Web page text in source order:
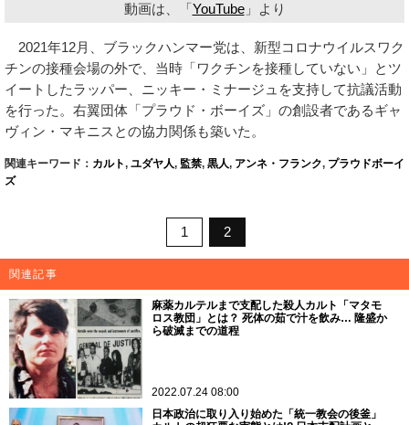
動画は、「 YouTube」より
2021年12月、ブラックハンマー党は、新型コロナウイルスワク
チンの接種会場の外で、当時「ワクチンを接種していない」とツ
イートしたラッパー、ニッキー・ミナージュを支持して抗議活動
を行った。右翼団体「プラウド・ボーイズ」の創設者であるギャ
ヴィン・マキニスとの協力関係も築いた。
関連キーワード： カルト, ユダヤ人, 監禁, 黒人, アンネ・フランク, プラウドボーイ
ズ
1 2
関連記事
麻薬カルテルまで支配した殺人カルト「マタモ
ロス教団」とは？ 死体の茹で汁を飲み… 隆盛か
ら破滅までの道程
2022.07.24 08:00
日本政治に取り入り始めた「統一教会の後釜」